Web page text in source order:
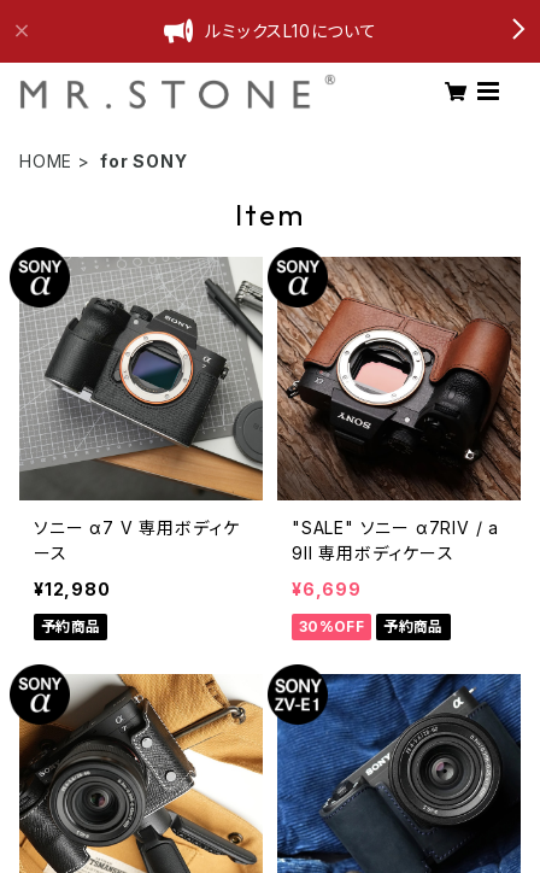
ルミックスL10について
HOME for SONY
Item
ソニー α7 V 専用ボディケ
ース
¥12,980
予約商品
"SALE" ソニー α7RIV / a
9II 専用ボディケース
¥6,699
30%OFF 予約商品